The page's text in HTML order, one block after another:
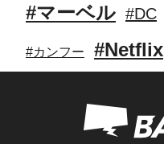
#マーベル #DC
#カンフー #Netflix